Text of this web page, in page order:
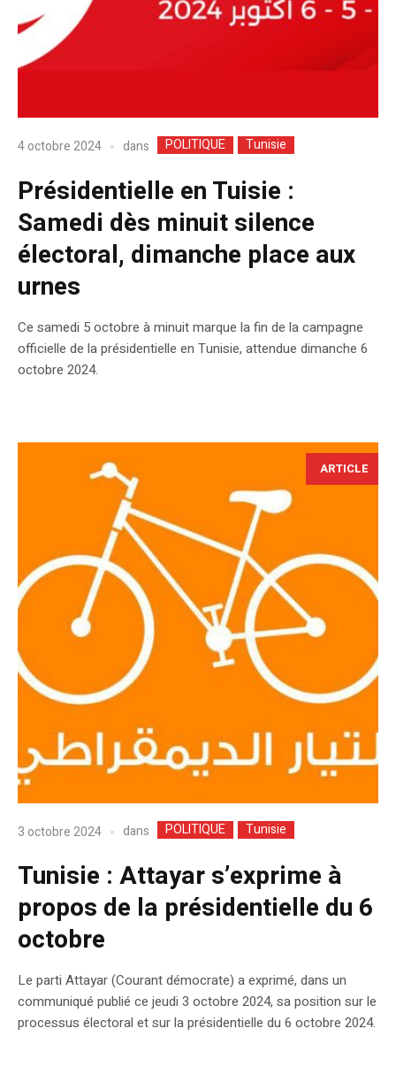
4 octobre 2024 dans POLITIQUE Tunisie
Présidentielle en Tuisie :
Samedi dès minuit silence
électoral, dimanche place aux
urnes
Ce samedi 5 octobre à minuit marque la fin de la campagne
officielle de la présidentielle en Tunisie, attendue dimanche 6
octobre 2024.
ARTICLE
3 octobre 2024 dans POLITIQUE Tunisie
Tunisie : Attayar s’exprime à
propos de la présidentielle du 6
octobre
Le parti Attayar (Courant démocrate) a exprimé, dans un
communiqué publié ce jeudi 3 octobre 2024, sa position sur le
processus électoral et sur la présidentielle du 6 octobre 2024.